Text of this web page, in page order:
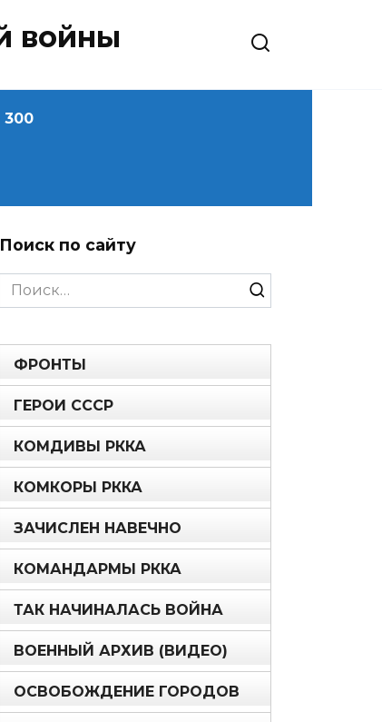
войны
300
Поиск по сайту
Search
for:
ФРОНТЫ
ГЕРОИ СССР
КОМДИВЫ РККА
КОМКОРЫ РККА
ЗАЧИСЛЕН НАВЕЧНО
КОМАНДАРМЫ РККА
ТАК НАЧИНАЛАСЬ ВОЙНА
ВОЕННЫЙ АРХИВ (ВИДЕО)
ОСВОБОЖДЕНИЕ ГОРОДОВ